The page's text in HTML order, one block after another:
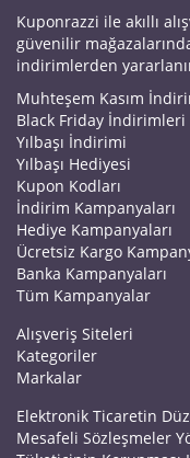
Kuponrazzi ile akıllı
güvenilir
indirimlerden
Muhteşem Kasım
Black Friday İndirimleri
Yılbaşı İndirimi
Yılbaşı Hediyesi
Kupon Kodları
İndirim Kampanyaları
Hediye Kampanyaları
Ücretsiz Kargo
Banka Kampanyaları
Tüm Kampanyalar
Alışveriş Siteleri
Kategoriler
Markalar
Elektronik Ticaretin
Mesafeli Sözleşmeler